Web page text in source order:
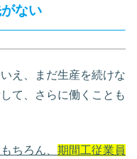
ない
え、まだ生産を続けな
て、さらに働くことも
ちろん、 期間工従業員